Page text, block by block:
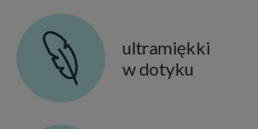
ultramiękki
w dotyku